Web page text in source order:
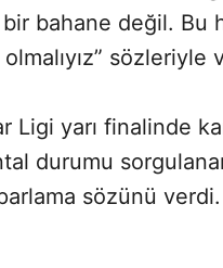
bir bahane değil. Bu
sözleriyle
Ligi yarı finalinde
durumu
sözünü verdi.